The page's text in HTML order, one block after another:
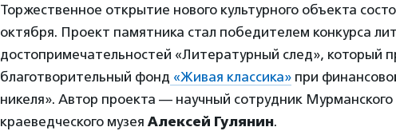
Торжественное открытие нового культурного объекта
октября. Проект памятника стал победителем конкурса
достопримечательностей «Литературный след», который
благотворительный фонд «Живая классика» при
никеля». Автор проекта — научный сотрудник Мурманского
краеведческого музея Алексей Гулянин.